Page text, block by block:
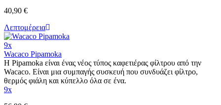
40,90 €
Λεπτομέρεια
9x
Wacaco Pipamoka
Η Pipamoka είναι ένας νέος τύπος καφετιέρας φίλτρου από την
Wacaco. Είναι μια συμπαγής συσκευή που συνδυάζει φίλτρο,
θερμός φιάλη και κύπελλο όλα σε ένα.
9x